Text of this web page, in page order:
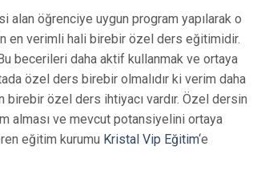
alan öğrenciye uygun program yapılarak o
en verimli hali birebir özel ders eğitimidir.
becerileri daha aktif kullanmak ve ortaya
özel ders birebir olmalıdır ki verim daha
özel ders ihtiyacı vardır. Özel dersin
alması ve mevcut potansiyelini ortaya
eğitim kurumu Kristal Vip Eğitim‘e